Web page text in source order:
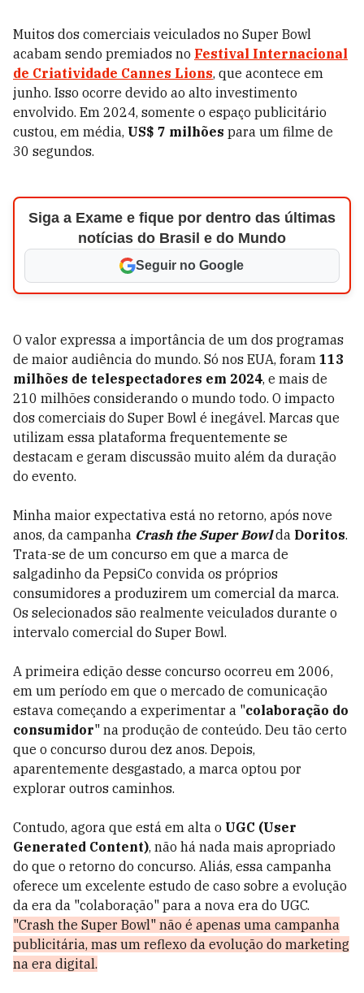
Muitos dos comerciais veiculados no Super Bowl
acabam sendo premiados no Festival Internacional
de Criatividade Cannes Lions, que acontece em
junho. Isso ocorre devido ao alto investimento
envolvido. Em 2024, somente o espaço publicitário
custou, em média, US$ 7 milhões para um filme de
30 segundos.
Siga a Exame e fique por dentro das últimas
notícias do Brasil e do Mundo
Seguir no Google
O valor expressa a importância de um dos programas
de maior audiência do mundo. Só nos EUA, foram 113
milhões de telespectadores em 2024, e mais de
210 milhões considerando o mundo todo. O impacto
dos comerciais do Super Bowl é inegável. Marcas que
utilizam essa plataforma frequentemente se
destacam e geram discussão muito além da duração
do evento.
Minha maior expectativa está no retorno, após nove
anos, da campanha Crash the Super Bowlda Doritos.
Trata-se de um concurso em que a marca de
salgadinho da PepsiCo convida os próprios
consumidores a produzirem um comercial da marca.
Os selecionados são realmente veiculados durante o
intervalo comercial do Super Bowl.
A primeira edição desse concurso ocorreu em 2006,
em um período em que o mercado de comunicação
estava começando a experimentar a "colaboração do
consumidor" na produção de conteúdo. Deu tão certo
que o concurso durou dez anos. Depois,
aparentemente desgastado, a marca optou por
explorar outros caminhos.
Contudo, agora que está em alta o UGC (User
Generated Content), não há nada mais apropriado
do que o retorno do concurso. Aliás, essa campanha
oferece um excelente estudo de caso sobre a evolução
da era da "colaboração" para a nova era do UGC.
"Crash the Super Bowl" não é apenas uma campanha
publicitária, mas um reflexo da evolução do marketing
na era digital.